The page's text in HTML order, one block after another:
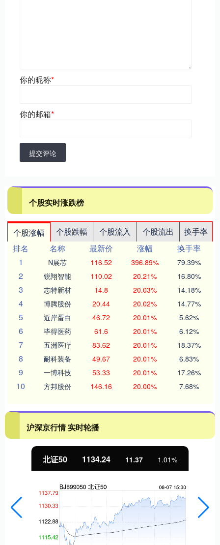
你的昵称*
你的邮箱*
提交评论
个股实时涨跌榜
个股涨幅 个股跌幅 个股流入 个股流出
换手率
排名
名称 最新价 涨幅
换手率
1
N展芯 116.52 396.89% 79.39%
2 锐翔智能 110.02 20.21% 16.80%
3 志特新材 14.8 20.03% 14.18%
4 博腾股份 20.44 20.02% 14.77%
5 近岸蛋白 46.72 20.01% 5.62%
6 毕得医药 61.6 20.01% 6.12%
7 五洲医疗 83.62 20.01% 18.37%
8 耐科装备 49.67 20.01% 6.83%
9 一博科技 53.33 20.01% 17.26%
10 方邦股份 146.16 20.00% 7.68%
沪深京行情 实时轮播
北证50 1134.24 11.37 1.01%